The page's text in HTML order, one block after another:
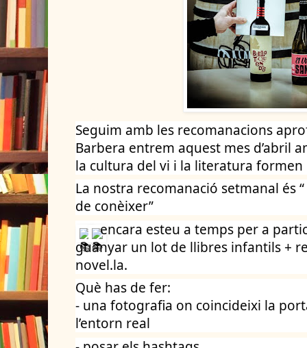
Seguim amb les recomanacions
Barbera entrem aquest mes d’abril
la cultura del vi i la literatura
La nostra recomanació setmanal és
de conèixer”
encara esteu a temps per a
guanyar un lot de llibres infantils +
novel.la.
Què has de fer:
- una fotografia on coincideixi la
l’entorn real